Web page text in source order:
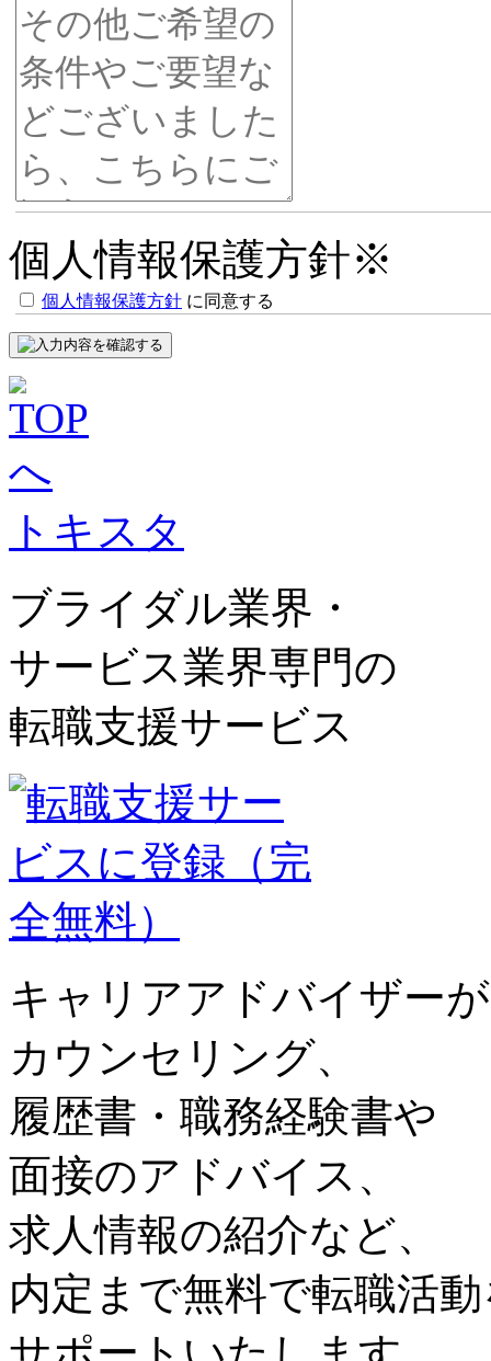
個人情報保護方針※
個人情報保護方針 に同意する
トキスタ
ブライダル業界・
サービス業界専門の
転職支援サービス
キャリアアドバイザーが
カウンセリング、
履歴書・職務経験書や
面接のアドバイス、
求人情報の紹介など、
内定まで無料で転職活